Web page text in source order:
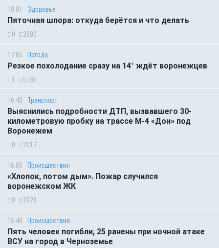
18:01 Здоровье
Пяточная шпора: откуда берётся и что делать
0 2880
17:05 Погода
Резкое похолодание сразу на 14° ждёт воронежцев
1 5736
16:40 Транспорт
Выяснились подробности ДТП, вызвавшего 30-
километровую пробку на трассе М-4 «Дон» под
Воронежем
0 2017
16:05 Происшествия
«Хлопок, потом дым». Пожар случился
воронежском ЖК
0 3978
15:40 Происшествия
Пять человек погибли, 25 ранены при ночной атаке
ВСУ на город в Черноземье